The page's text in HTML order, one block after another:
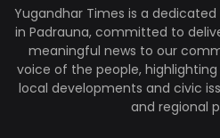
Yugandhar Times is a
in Padrauna, committed to
meaningful news to our
voice of the people,
local developments and civic
and regional